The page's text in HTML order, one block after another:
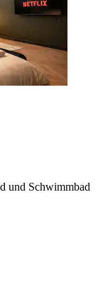
und Schwimmbad